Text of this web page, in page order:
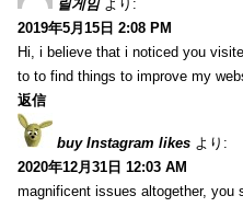
릴게임 より:
2019年5月15日 2:08 PM
Hi, i believe that i noticed you
to to find things to improve my
返信
buy Instagram likes より:
2020年12月31日 12:03 AM
magnificent issues altogether, you